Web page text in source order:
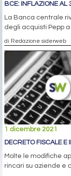
BCE: INFLAZIONE AL
La Banca centrale
degli acquisti Pepp
di Redazione siderweb
1 dicembre 2021
DECRETO FISCALE
Molte le modifiche
rincari su aziende e